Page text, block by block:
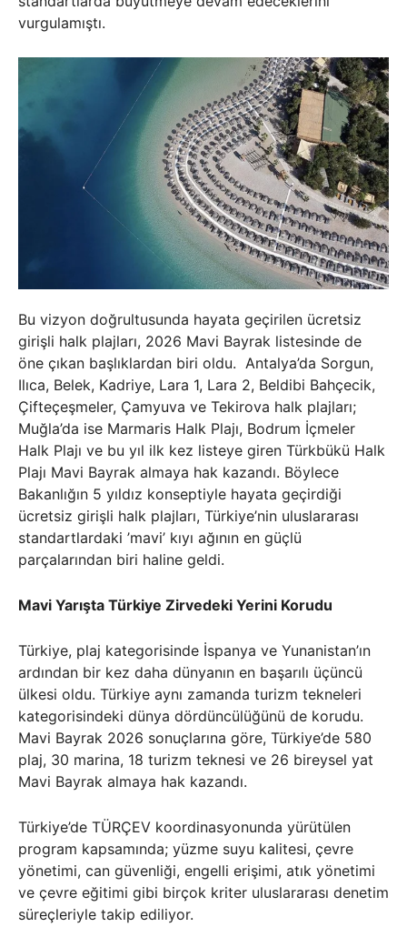
vurgulamıştı.
Bu vizyon doğrultusunda hayata geçirilen ücretsiz
girişli halk plajları, 2026 Mavi Bayrak listesinde de
öne çıkan başlıklardan biri oldu. Antalya’da Sorgun,
Ilıca, Belek, Kadriye, Lara 1, Lara 2, Beldibi Bahçecik,
Çifteçeşmeler, Çamyuva ve Tekirova halk plajları;
Muğla’da ise Marmaris Halk Plajı, Bodrum İçmeler
Halk Plajı ve bu yıl ilk kez listeye giren Türkbükü Halk
Plajı Mavi Bayrak almaya hak kazandı. Böylece
Bakanlığın 5 yıldız konseptiyle hayata geçirdiği
ücretsiz girişli halk plajları, Türkiye’nin uluslararası
standartlardaki ’mavi’ kıyı ağının en güçlü
parçalarından biri haline geldi.
Mavi Yarışta Türkiye Zirvedeki Yerini Korudu
Türkiye, plaj kategorisinde İspanya ve Yunanistan’ın
ardından bir kez daha dünyanın en başarılı üçüncü
ülkesi oldu. Türkiye aynı zamanda turizm tekneleri
kategorisindeki dünya dördüncülüğünü de korudu.
Mavi Bayrak 2026 sonuçlarına göre, Türkiye’de 580
plaj, 30 marina, 18 turizm teknesi ve 26 bireysel yat
Mavi Bayrak almaya hak kazandı.
Türkiye’de TÜRÇEV koordinasyonunda yürütülen
program kapsamında; yüzme suyu kalitesi, çevre
yönetimi, can güvenliği, engelli erişimi, atık yönetimi
ve çevre eğitimi gibi birçok kriter uluslararası denetim
süreçleriyle takip ediliyor.